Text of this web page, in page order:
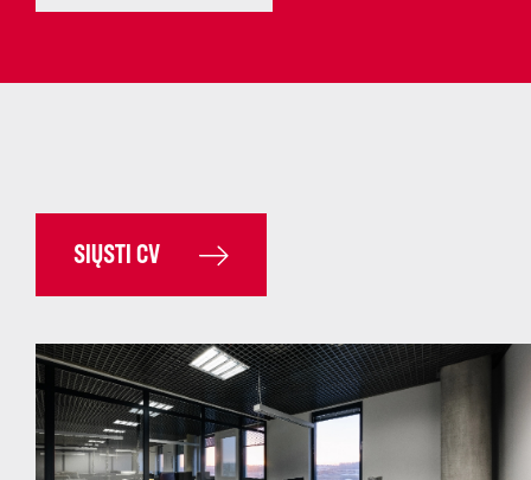
SIŲSTI CV